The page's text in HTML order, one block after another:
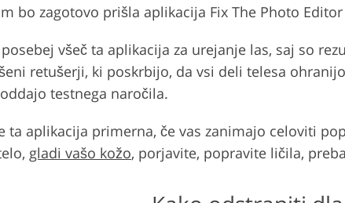
bo zagotovo prišla aplikacija Fix The Photo
všeč ta aplikacija za urejanje las, saj so
retušerji, ki poskrbijo, da vsi deli telesa
testnega naročila.
ta aplikacija primerna, če vas zanimajo celoviti
gladi vašo kožo, porjavite, popravite ličila,